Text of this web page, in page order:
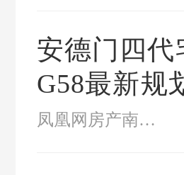
安德门四代
G58最新规
凤凰网房产南京站